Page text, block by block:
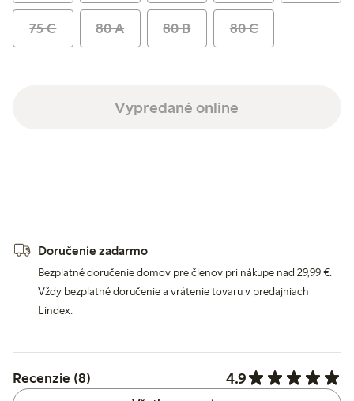
75 C 80 A 80 B 80 C
Vypredané online
Doručenie zadarmo
Bezplatné doručenie domov pre členov pri nákupe nad 29,99 €.
Vždy bezplatné doručenie a vrátenie tovaru v predajniach
Lindex.
Recenzie (8) 4.9